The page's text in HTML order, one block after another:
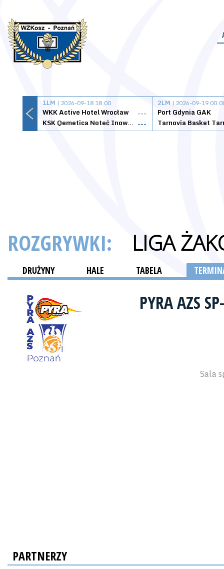
1LM | 2026-09-18 18:00
WKK Active Hotel Wrocław
---
KSK Qemetica Noteć Inowrocław ---
2LM | 2026-09-19
Port Gdynia GAK
ROZGRYWKI: LIGA
DRUŻYNY HALE TABELA
PYRA AZS
Sala
PARTNERZY